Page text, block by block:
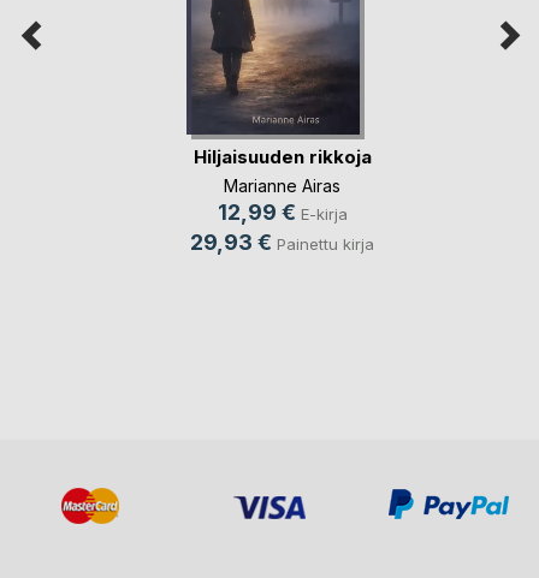
Hiljaisuuden rikkoja
Marianne Airas
12,99 € E-kirja
29,93 € Painettu kirja